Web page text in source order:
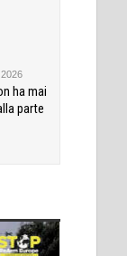
ha mai
parte